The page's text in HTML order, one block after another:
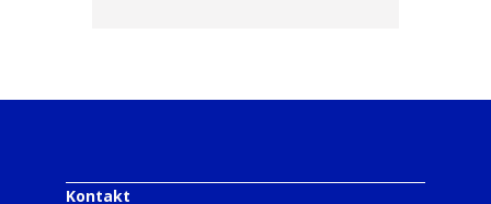
Kontakt